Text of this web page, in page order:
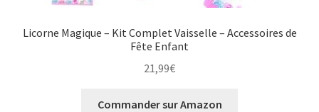
Licorne Magique – Kit Complet Vaisselle – Accessoires de
Fête Enfant
21,99€
Commander sur Amazon